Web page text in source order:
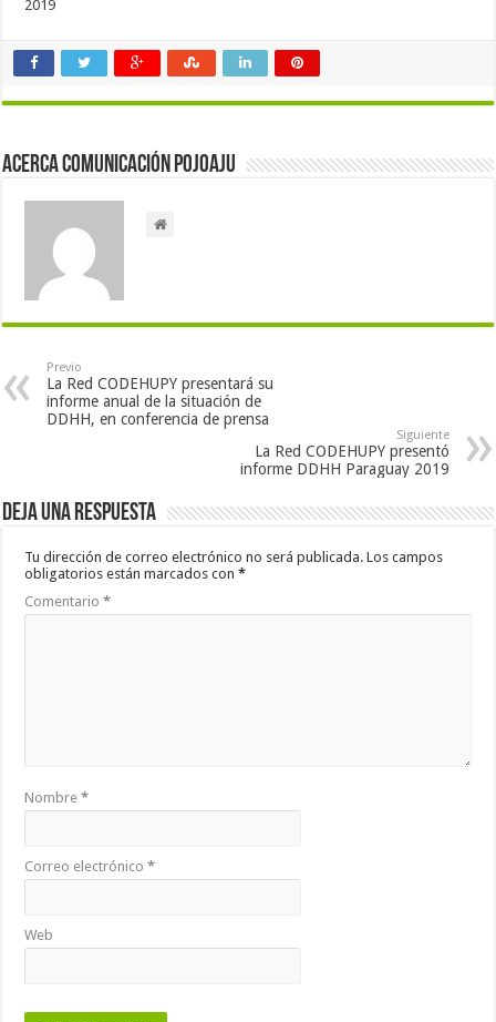
2019
Acerca Comunicación Pojoaju
Previo
La Red CODEHUPY presentará su
informe anual de la situación de
DDHH, en conferencia de prensa
Siguiente
La Red CODEHUPY presentó
informe DDHH Paraguay 2019
Deja una respuesta
Tu dirección de correo electrónico no será publicada. Los campos
obligatorios están marcados con*
Comentario*
Nombre*
Correo electrónico*
Web